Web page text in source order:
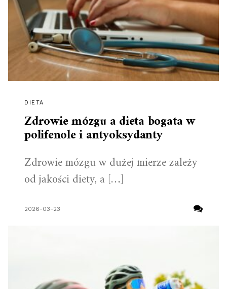
DIETA
Zdrowie mózgu a dieta bogata w
polifenole i antyoksydanty
Zdrowie mózgu w dużej mierze zależy
od jakości diety, a […]
2026-03-23